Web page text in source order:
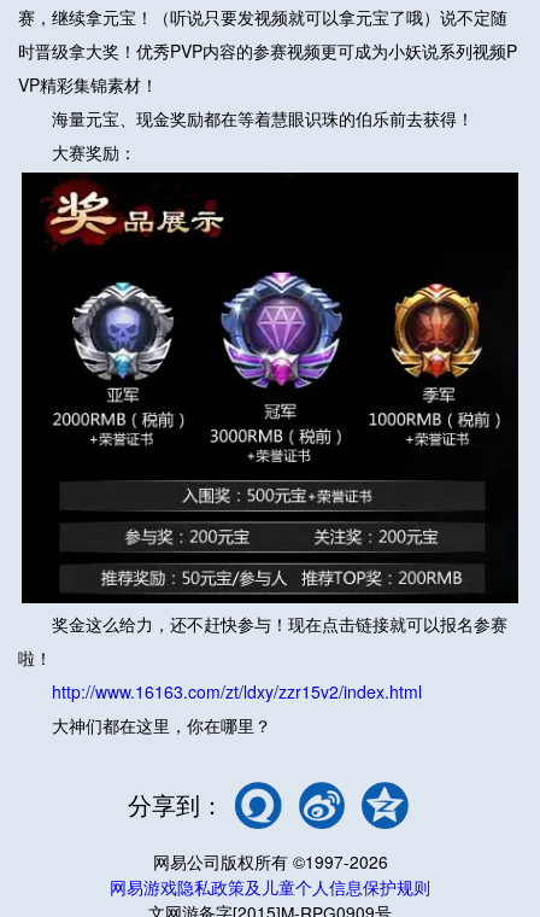
赛，继续拿元宝！（听说只要发视频就可以拿元宝了哦）说不定随
时晋级拿大奖！优秀PVP内容的参赛视频更可成为小妖说系列视频P
VP精彩集锦素材！
海量元宝、现金奖励都在等着慧眼识珠的伯乐前去获得！
大赛奖励：
奖金这么给力，还不赶快参与！现在点击链接就可以报名参赛
啦！
http://www.16163.com/zt/ldxy/zzr15v2/index.html
大神们都在这里，你在哪里？
分享到：
网易公司版权所有 ©1997-2026
网易游戏隐私政策及儿童个人信息保护规则